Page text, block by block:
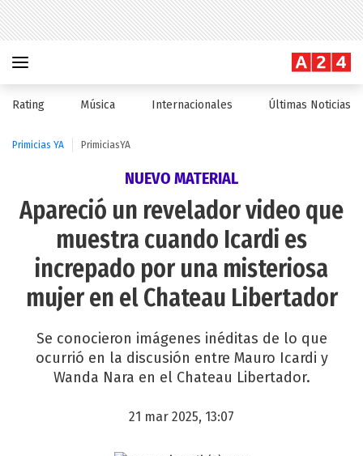
Rating Música Internacionales Últimas Noticias
Primicias YA PrimiciasYA
NUEVO MATERIAL
Apareció un revelador video que
muestra cuando Icardi es
increpado por una misteriosa
mujer en el Chateau Libertador
Se conocieron imágenes inéditas de lo que
ocurrió en la discusión entre Mauro Icardi y
Wanda Nara en el Chateau Libertador.
21 mar 2025, 13:07